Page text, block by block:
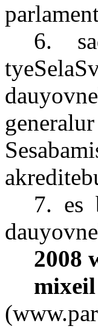
6.
7. es
2008